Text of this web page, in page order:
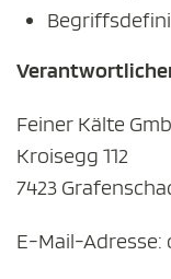
Feiner Kälte
Kroisegg 112
7423
E-Mail-Adresse: